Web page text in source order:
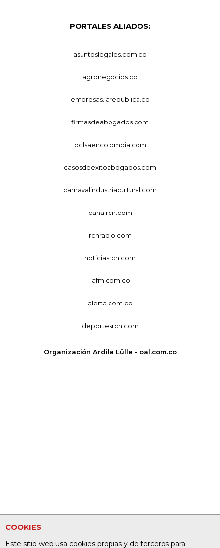
COOKIES
Este sitio web usa cookies propias y de terceros para
PORTALES ALIADOS:
asuntoslegales.com.co
agronegocios.co
empresas.larepublica.co
firmasdeabogados.com
bolsaencolombia.com
casosdeexitoabogados.com
carnavalindustriacultural.com
canalrcn.com
rcnradio.com
noticiasrcn.com
lafm.com.co
alerta.com.co
deportesrcn.com
Organización Ardila Lülle - oal.com.co